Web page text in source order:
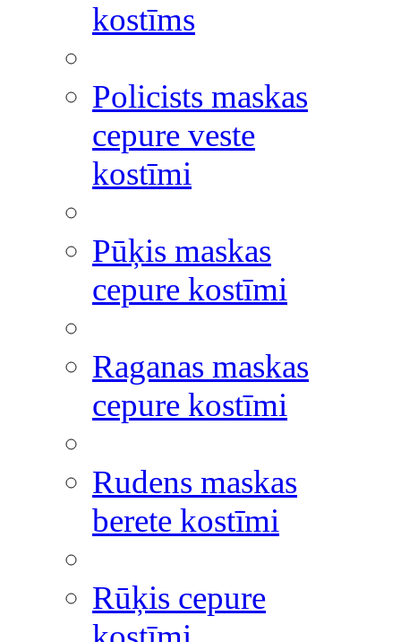
kostīms
Policists maskas
cepure veste
kostīmi
Pūķis maskas
cepure kostīmi
Raganas maskas
cepure kostīmi
Rudens maskas
berete kostīmi
Rūķis cepure